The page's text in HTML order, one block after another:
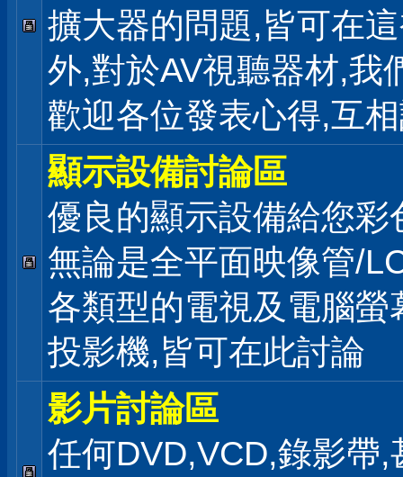
擴大器的問題,皆可在
外,對於AV視聽器材,我
歡迎各位發表心得,互
顯示設備討論區
優良的顯示設備給您彩
無論是全平面映像管/
各類型的電視及電腦螢
投影機,皆可在此討論
影片討論區
任何DVD,VCD,錄影帶,